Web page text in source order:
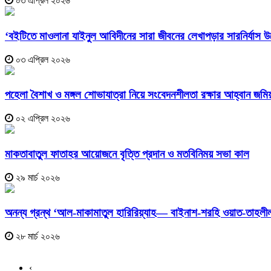
‘বইটিতে মাওলানা যাইনুল আবিদীনের সারা জীবনের লেখাপড়ার সারনির্যাস
০৩ এপ্রিল ২০২৬
পহেলা বৈশাখ ও মঙ্গল শোভাযাত্রা নিয়ে সংবেদনশীলতা রক্ষার আহ্বান
০২ এপ্রিল ২০২৬
মাকতাবাতুল ফাতাহর আয়োজনে বৃত্তি প্রদান ও মতবিনিময় সভা কাল
২৯ মার্চ ২০২৬
অনন্য গ্রন্থ ‘আল-মাকামাতুল হারিরিয়্যাহ— বাইনাশ-শরহি ওয়াত-
২৮ মার্চ ২০২৬
‹